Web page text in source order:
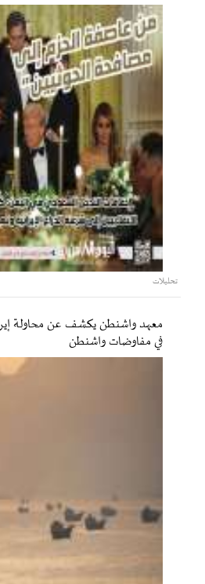
تحليلات
معهد واشنطن يكشف عن محاولة
في مفاوضات واشنطن